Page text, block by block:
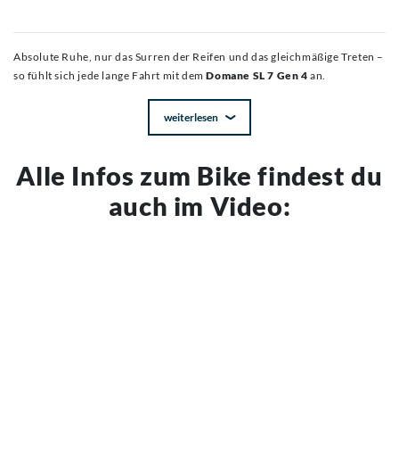
Absolute Ruhe, nur das Surren der Reifen und das gleichmäßige Treten –
so fühlt sich jede lange Fahrt mit demDomane SL 7 Gen 4 an.
weiterlesen
Alle Infos zum Bike findest du
auch im Video: